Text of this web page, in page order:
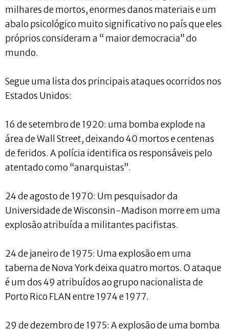
milhares de mortos, enormes danos materiais e um
abalo psicológico muito significativo no país que eles
próprios consideram a “ maior democracia” do
mundo.
Segue uma lista dos principais ataques ocorridos nos
Estados Unidos:
16 de setembro de 1920: uma bomba explode na
área de Wall Street, deixando 40 mortos e centenas
de feridos. A polícia identifica os responsáveis pelo
atentado como “anarquistas”.
24 de agosto de 1970: Um pesquisador da
Universidade de Wisconsin-Madison morre em uma
explosão atribuída a militantes pacifistas.
24 de janeiro de 1975: Uma explosão em uma
taberna de Nova York deixa quatro mortos. O ataque
é um dos 49 atribuídos ao grupo nacionalista de
Porto Rico FLAN entre 1974 e 1977.
29 de dezembro de 1975: A explosão de uma bomba